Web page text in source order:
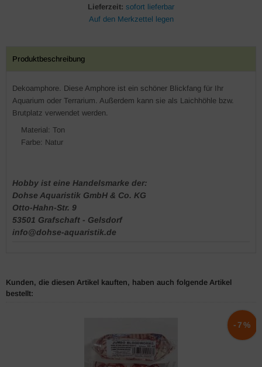
Lieferzeit: sofort lieferbar
Produktbeschreibung
Dekoamphore. Diese Amphore ist ein schöner Blickfang für Ihr
Aquarium oder Terrarium. Außerdem kann sie als Laichhöhle bzw.
Brutplatz verwendet werden.
Material: Ton
Farbe: Natur
Hobby ist eine Handelsmarke der:
Dohse Aquaristik GmbH & Co. KG
Otto-Hahn-Str. 9
53501 Grafschaft - Gelsdorf
info@dohse-aquaristik.de
Kunden, die diesen Artikel kauften, haben auch folgende Artikel
bestellt:
-7%